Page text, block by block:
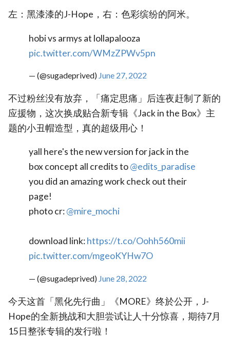
左：黑漆漆的J-Hope，右：色彩缤纷的阿米。
hobi vs armys at lollapalooza
pic.twitter.com/WMzZPWv5pn
— (@sugadeprived) June 27, 2022
不过粉丝没有放弃，「痛定思痛」后连夜赶制了新的
应援物，这次换成贴合新专辑《Jack in the Box》主
题的小丑帽造型，真的超级用心！
yall here's the new version for jack in the
box concept all credits to@edits_paradise
you did an amazing work check out their
page!
photo cr:@mire_mochi
download link:https://t.co/Oohh560mii
pic.twitter.com/mgeoKYHw7O
— (@sugadeprived) June 28, 2022
今天这首「黑化先行曲」《MORE》终於公开，J-
Hope的全新挑战和大胆尝试让人十分惊喜，期待7月
15日整张专辑的发行啦！